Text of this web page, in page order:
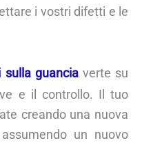
i vostri difetti e le
sulla guanciaverte su
e il controllo. Il tuo
creando una nuova
un nuovo